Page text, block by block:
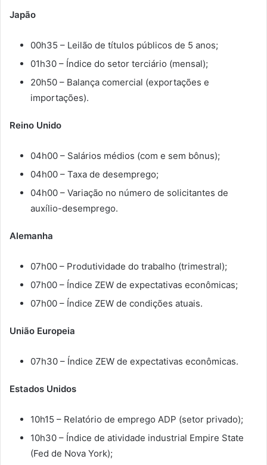
Japão
00h35 – Leilão de títulos públicos de 5 anos;
01h30 – Índice do setor terciário (mensal);
20h50 – Balança comercial (exportações e
importações).
Reino Unido
04h00 – Salários médios (com e sem bônus);
04h00 – Taxa de desemprego;
04h00 – Variação no número de solicitantes de
auxílio-desemprego.
Alemanha
07h00 – Produtividade do trabalho (trimestral);
07h00 – Índice ZEW de expectativas econômicas;
07h00 – Índice ZEW de condições atuais.
União Europeia
07h30 – Índice ZEW de expectativas econômicas.
Estados Unidos
10h15 – Relatório de emprego ADP (setor privado);
10h30 – Índice de atividade industrial Empire State
(Fed de Nova York);